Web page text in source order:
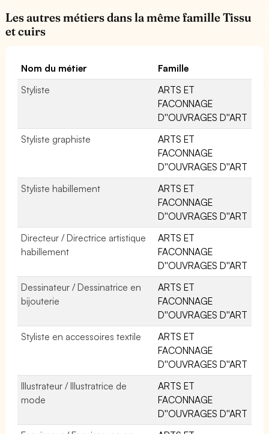
Les autres métiers dans la même famille Tissu
et cuirs
Nom du métier
Famille
Styliste
ARTS ET
FACONNAGE
D''OUVRAGES D''ART
Styliste graphiste
ARTS ET
FACONNAGE
D''OUVRAGES D''ART
Styliste habillement
ARTS ET
FACONNAGE
D''OUVRAGES D''ART
Directeur / Directrice artistique
habillement
ARTS ET
FACONNAGE
D''OUVRAGES D''ART
Dessinateur / Dessinatrice en
bijouterie
ARTS ET
FACONNAGE
D''OUVRAGES D''ART
Styliste en accessoires textile
ARTS ET
FACONNAGE
D''OUVRAGES D''ART
Illustrateur / Illustratrice de
mode
ARTS ET
FACONNAGE
D''OUVRAGES D''ART